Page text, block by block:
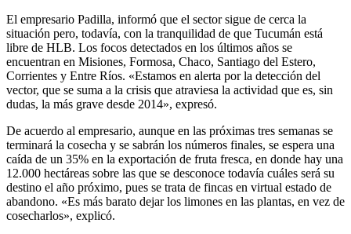
El empresario Padilla, informó que el sector sigue de cerca la
situación pero, todavía, con la tranquilidad de que Tucumán está
libre de HLB. Los focos detectados en los últimos años se
encuentran en Misiones, Formosa, Chaco, Santiago del Estero,
Corrientes y Entre Ríos. «Estamos en alerta por la detección del
vector, que se suma a la crisis que atraviesa la actividad que es, sin
dudas, la más grave desde 2014», expresó.
De acuerdo al empresario, aunque en las próximas tres semanas se
terminará la cosecha y se sabrán los números finales, se espera una
caída de un 35% en la exportación de fruta fresca, en donde hay una
12.000 hectáreas sobre las que se desconoce todavía cuáles será su
destino el año próximo, pues se trata de fincas en virtual estado de
abandono. «Es más barato dejar los limones en las plantas, en vez de
cosecharlos», explicó.